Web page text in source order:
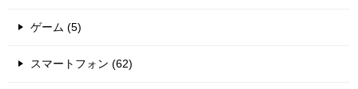
ゲーム (5)
スマートフォン (62)